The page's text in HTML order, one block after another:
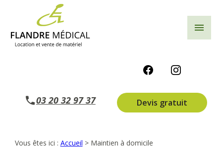
menu
03 20 32 97 37 Devis gratuit
Vous êtes ici : Accueil > Maintien à domicile
Panneau de gestion des cookies